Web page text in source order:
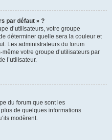
par défaut » ?
d’utilisateurs, votre groupe
déterminer quelle sera la couleur et
Les administrateurs du forum
votre groupe d’utilisateurs par
l’utilisateur.
du forum que sont les
de quelques informations
modèrent.